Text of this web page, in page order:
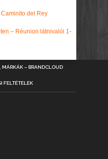
del Rey
– Réunion látnivalói 1-
MÁRKÁK – BRANDCLOUD
FELTÉTELEK